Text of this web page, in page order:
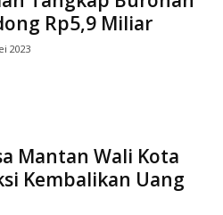
Rp5,9 Miliar
2023
Mantan Wali Kota
Kembalikan Uang